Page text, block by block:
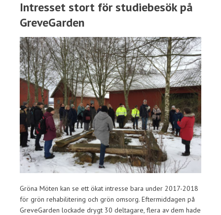
Intresset stort för studiebesök på
GreveGarden
Gröna Möten kan se ett ökat intresse bara under 2017-2018
för grön rehabilitering och grön omsorg. Eftermiddagen på
GreveGarden lockade drygt 30 deltagare, flera av dem hade